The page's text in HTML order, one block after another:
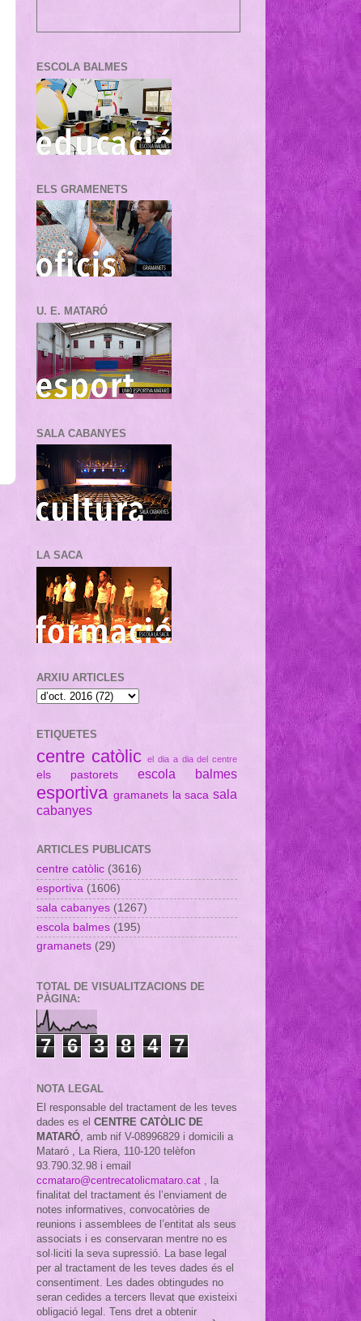
ESCOLA BALMES
ELS GRAMENETS
U. E. MATARÓ
SALA CABANYES
LA SACA
ARXIU ARTICLES
ETIQUETES
centre catòlic el dia a dia del centre
els pastorets escola balmes
esportiva gramanets la saca sala
cabanyes
ARTICLES PUBLICATS
centre catòlic (3616)
esportiva (1606)
sala cabanyes (1267)
escola balmes (195)
gramanets (29)
TOTAL DE VISUALITZACIONS DE
PÀGINA:
7 6 3 8 4 7
NOTA LEGAL
El responsable del tractament de les teves
dades es el CENTRE CATÒLIC DE
MATARÓ , amb nif V-08996829 i domicili a
Mataró , La Riera, 110-120 telèfon
93.790.32.98 i email
ccmataro@centrecatolicmataro.cat
la
finalitat del tractament és l’enviament de
notes informatives, convocatòries de
reunions i assemblees de l’entitat als seus
associats i es conservaran mentre no es
sol·liciti la seva supressió. La base legal
per al tractament de les teves dades és el
consentiment. Les dades obtingudes no
seran cedides a tercers llevat que existeixi
obligació legal. Tens dret a obtenir